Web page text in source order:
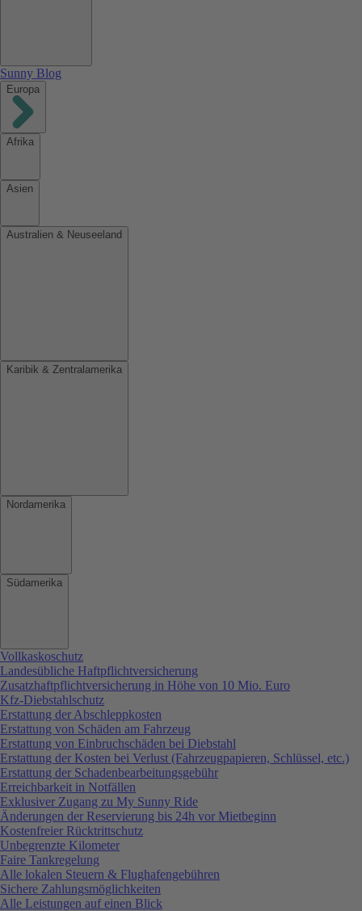
Sunny Blog
Europa
Afrika
Asien
Australien & Neuseeland
Karibik & Zentralamerika
Nordamerika
Südamerika
Vollkaskoschutz
Landesübliche Haftpflichtversicherung
Zusatzhaftpflichtversicherung in Höhe von 10 Mio. Euro
Kfz-Diebstahlschutz
Erstattung der Abschleppkosten
Erstattung von Schäden am Fahrzeug
Erstattung von Einbruchschäden bei Diebstahl
Erstattung der Kosten bei Verlust (Fahrzeugpapieren, Schlüssel, etc.)
Erstattung der Schadenbearbeitungsgebühr
Erreichbarkeit in Notfällen
Exklusiver Zugang zu My Sunny Ride
Änderungen der Reservierung bis 24h vor Mietbeginn
Kostenfreier Rücktrittschutz
Unbegrenzte Kilometer
Faire Tankregelung
Alle lokalen Steuern & Flughafengebühren
Sichere Zahlungsmöglichkeiten
Alle Leistungen auf einen Blick